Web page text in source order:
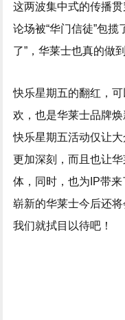
这两波集中式的传播
论场被“华门信徒”包
了”，华莱士也真的做
快乐星期五的翻红，
欢，也是华莱士品牌
快乐星期五活动仅让
更加深刻，而且也让
体，同时，也为IP带来
崭新的华莱士今后还
我们就拭目以待吧！